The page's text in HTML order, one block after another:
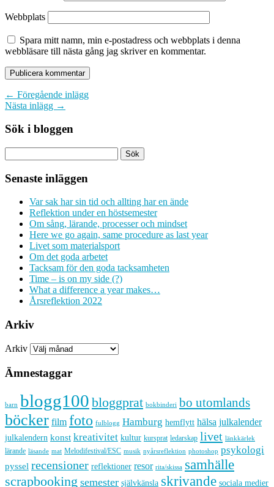
Webbplats
Spara mitt namn, min e-postadress och webbplats i denna
webbläsare till nästa gång jag skriver en kommentar.
← Föregående inlägg
Nästa inlägg →
Sök i bloggen
Senaste inläggen
Var sak har sin tid och allting har en ände
Reflektion under en höstsemester
Om sång, lärande, processer och mindset
Here we go again, same procedure as last year
Livet som materialsport
Om det goda arbetet
Tacksam för den goda tacksamheten
Time – is on my side (?)
What a difference a year makes…
Årsreflektion 2022
Arkiv
Arkiv
Ämnestaggar
barn blogg100 bloggprat bokbinderi bo utomlands
böcker film foto fulblogg Hamburg hemflytt hälsa julkalender
julkalendern konst kreativitet kultur kursprat ledarskap livet länkkärlek
lärande läsande mat Melodifestival/ESC musik nyårsreflektion photoshop psykologi
pyssel recensioner reflektioner resor rita/skissa samhälle
scrapbooking semester självkänsla skrivande sociala medier